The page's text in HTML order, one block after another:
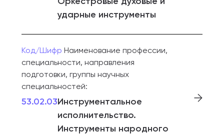
ударные инструменты
Код/Шифр Наименование профессии,
специальности, направления
подготовки, группы научных
специальностей:
53.02.03Инструментальное
исполнительство.
Инструменты народного